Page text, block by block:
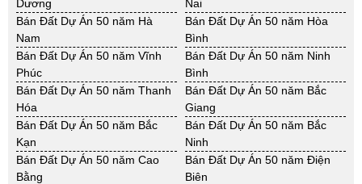
Bán Đất Công Nghiệp Đồng
Tháp
Bán Đất Công Nghiệp Hậu
Giang
Bán Đất Công Nghiệp Kiên
Giang
Bán Đất Công Nghiệp Long An
Bán Đất Công Nghiệp Sóc
Trăng
Bán Đất Công Nghiệp Tây Ninh
Bán Đất Công Nghiệp Tiền
Giang
Bán Đất Công Nghiệp Trà Vinh
Bán Đất Công Nghiệp Vĩnh
Long
Bán Đất Công Nghiệp Hải
Dương
Bán Nhà Xưởng Đồng Tháp
Bán Nhà Xưởng Hậu Giang
Bán Nhà Xưởng Kiên Giang
Bán Nhà Xưởng Long An
Bán Nhà Xưởng Sóc Trăng
Bán Nhà Xưởng Tây Ninh
Bán Nhà Xưởng Tiền Giang
Bán Nhà Xưởng Trà Vinh
Bán Nhà Xưởng Vĩnh Long
Bán Nhà Xưởng Hải Dương
Bán Nhà Xưởng Hưng Yên
Bán Nhà Xưởng Quảng Ninh
Dương
Nai
Bán Đất Dự Án 50 năm Hà
Nam
Bán Đất Dự Án 50 năm Hòa
Bình
Bán Đất Dự Án 50 năm Vĩnh
Phúc
Bán Đất Dự Án 50 năm Ninh
Bình
Bán Đất Dự Án 50 năm Thanh
Hóa
Bán Đất Dự Án 50 năm Bắc
Giang
Bán Đất Dự Án 50 năm Bắc
Kạn
Bán Đất Dự Án 50 năm Bắc
Ninh
Bán Đất Dự Án 50 năm Cao
Bằng
Bán Đất Dự Án 50 năm Điện
Biên